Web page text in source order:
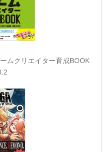
ムクリエイター育成BOOK